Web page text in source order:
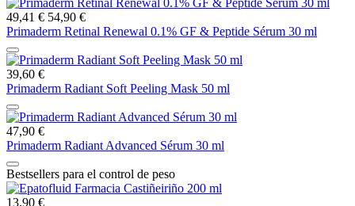
49,41 € 54,90 €
Primaderm Retinal Renewal 0.1% GF & Peptide Sérum 30 ml
39,60 €
Primaderm Radiant Soft Peeling Mask 50 ml
47,90 €
Primaderm Radiant Advanced Sérum 30 ml
Bestsellers para el control de peso
13,90 €